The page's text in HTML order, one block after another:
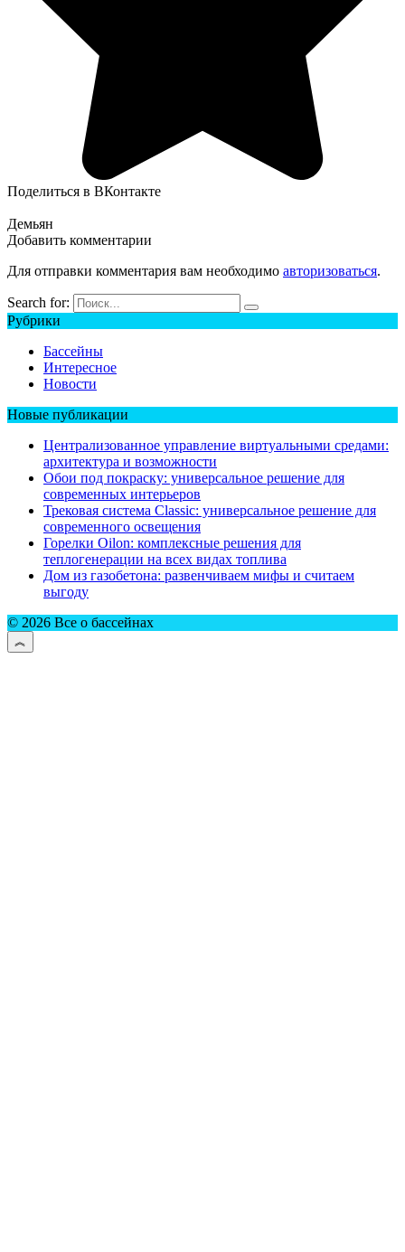
Поделиться в ВКонтакте
Демьян
Добавить комментарии
Для отправки комментария вам необходимо авторизоваться.
Search for:
Рубрики
Бассейны
Интересное
Новости
Новые публикации
Централизованное управление виртуальными средами:
архитектура и возможности
Обои под покраску: универсальное решение для
современных интерьеров
Трековая система Classic: универсальное решение для
современного освещения
Горелки Oilon: комплексные решения для
теплогенерации на всех видах топлива
Дом из газобетона: развенчиваем мифы и считаем
выгоду
© 2026 Все о бассейнах